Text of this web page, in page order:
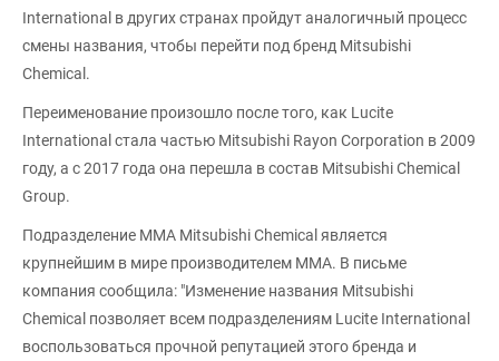
International в других странах пройдут аналогичный процесс
смены названия, чтобы перейти под бренд Mitsubishi
Chemical.
Переименование произошло после того, как Lucite
International стала частью Mitsubishi Rayon Corporation в 2009
году, а с 2017 года она перешла в состав Mitsubishi Chemical
Group.
Подразделение MMA Mitsubishi Chemical является
крупнейшим в мире производителем MMA. В письме
компания сообщила: "Изменение названия Mitsubishi
Chemical позволяет всем подразделениям Lucite International
воспользоваться прочной репутацией этого бренда и